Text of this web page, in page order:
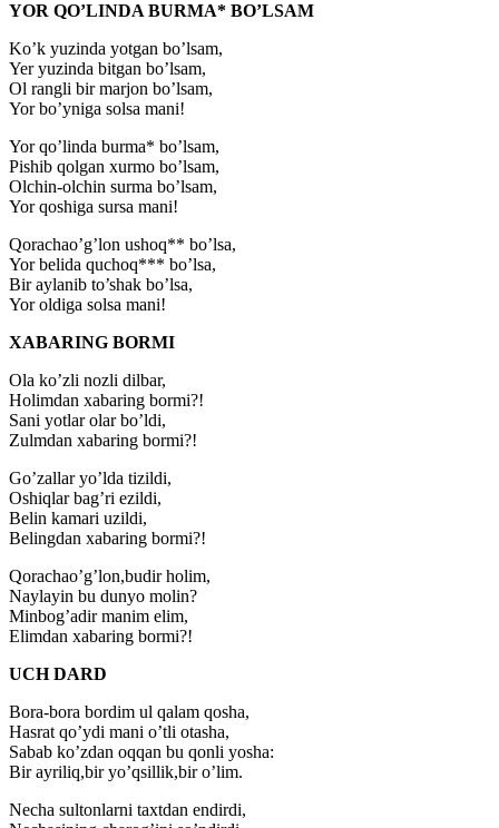
YOR QO’LINDA BURMA* BO’LSAM
Ko’k yuzinda yotgan bo’lsam,
Yer yuzinda bitgan bo’lsam,
Ol rangli bir marjon bo’lsam,
Yor bo’yniga solsa mani!
Yor qo’linda burma* bo’lsam,
Pishib qolgan xurmo bo’lsam,
Olchin-olchin surma bo’lsam,
Yor qoshiga sursa mani!
Qorachao’g’lon ushoq** bo’lsa,
Yor belida quchoq*** bo’lsa,
Bir aylanib to’shak bo’lsa,
Yor oldiga solsa mani!
XABARING BORMI
Ola ko’zli nozli dilbar,
Holimdan xabaring bormi?!
Sani yotlar olar bo’ldi,
Zulmdan xabaring bormi?!
Go’zallar yo’lda tizildi,
Oshiqlar bag’ri ezildi,
Belin kamari uzildi,
Belingdan xabaring bormi?!
Qorachao’g’lon,budir holim,
Naylayin bu dunyo molin?
Minbog’adir manim elim,
Elimdan xabaring bormi?!
UCH DARD
Bora-bora bordim ul qalam qosha,
Hasrat qo’ydi mani o’tli otasha,
Sabab ko’zdan oqqan bu qonli yosha:
Bir ayriliq,bir yo’qsillik,bir o’lim.
Necha sultonlarni taxtdan endirdi,